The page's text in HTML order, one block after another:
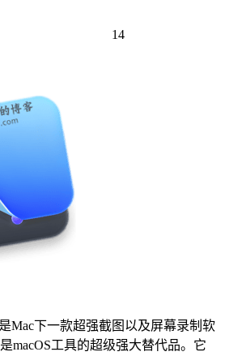
14
Mac下一款超强截图以及屏幕录制软
macOS工具的超级强大替代品。它